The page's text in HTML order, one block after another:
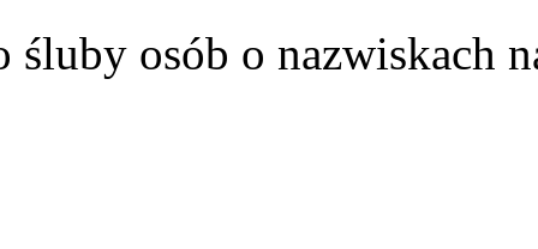
śluby osób o nazwiskach